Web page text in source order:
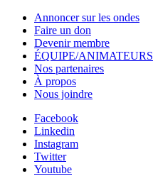
Annoncer sur les ondes
Faire un don
Devenir membre
ÉQUIPE/ANIMATEURS
Nos partenaires
À propos
Nous joindre
Facebook
Linkedin
Instagram
Twitter
Youtube